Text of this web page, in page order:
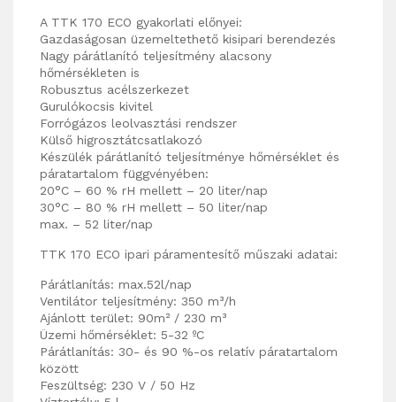
A TTK 170 ECO gyakorlati előnyei:
Gazdaságosan üzemeltethető kisipari berendezés
Nagy párátlanító teljesítmény alacsony
hőmérsékleten is
Robusztus acélszerkezet
Gurulókocsis kivitel
Forrógázos leolvasztási rendszer
Külső higrosztátcsatlakozó​
Készülék párátlanító teljesítménye hőmérséklet és
páratartalom függvényében:
20°C – 60 % rH mellett – 20 liter/nap
30°C – 80 % rH mellett – 50 liter/nap
max. – 52 liter/nap
TTK 170 ECO ipari páramentesítő műszaki adatai:
Párátlanítás: max.52l/nap
Ventilátor teljesítmény: 350 m³/h
Ajánlott terület: 90m² / 230 m³
Üzemi hőmérséklet: 5-32 ºC
Párátlanítás: 30- és 90 %-os relatív páratartalom
között
Feszültség: 230 V / 50 Hz